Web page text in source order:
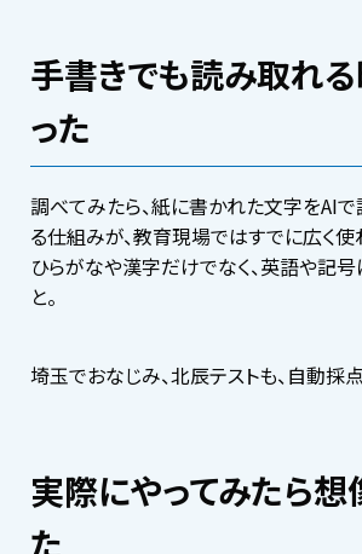
手書きでも読み取れ
った
調べてみたら、紙に書かれた文字をAI
る仕組みが、教育現場ではすでに広く使
ひらがなや漢字だけでなく、英語や記号
と。
埼玉でおなじみ、北辰テストも、自動採
実際にやってみたら
た